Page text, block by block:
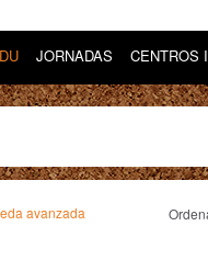
JORNADAS CENTROS
avanzada